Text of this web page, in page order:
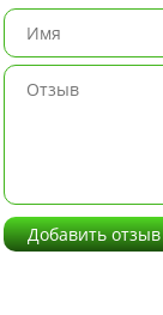
Добавить отзыв